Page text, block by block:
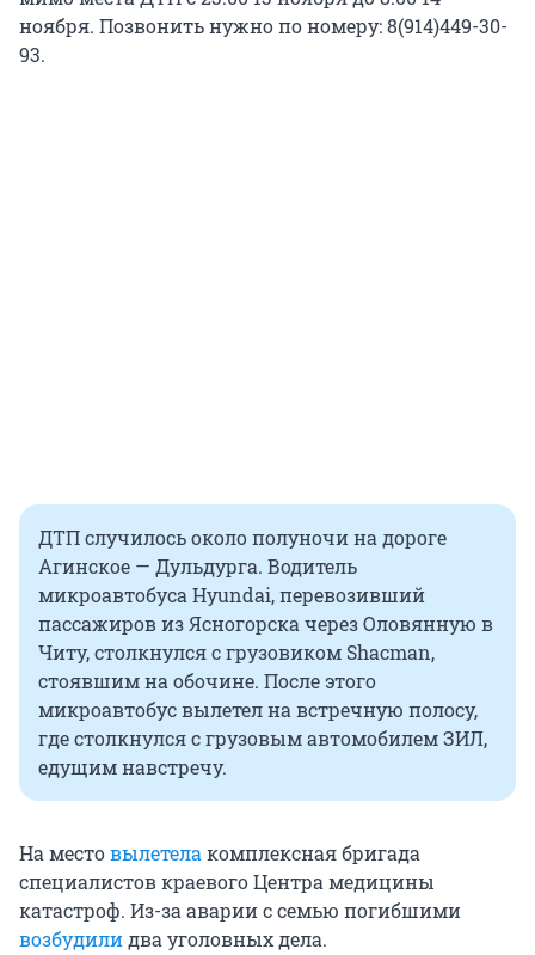
ноября. Позвонить нужно по номеру: 8(914)449-30-
93.
ДТП случилось около полуночи на дороге
Агинское — Дульдурга. Водитель
микроавтобуса Hyundai, перевозивший
пассажиров из Ясногорска через Оловянную в
Читу, столкнулся с грузовиком Shacman,
стоявшим на обочине. После этого
микроавтобус вылетел на встречную полосу,
где столкнулся с грузовым автомобилем ЗИЛ,
едущим навстречу.
На местовылетела комплексная бригада
специалистов краевого Центра медицины
катастроф. Из-за аварии с семью погибшими
возбудилидва уголовных дела.